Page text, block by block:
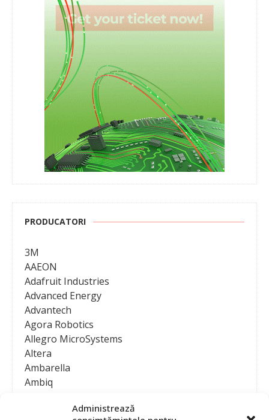
Administrează
PRODUCATORI
3M
AAEON
Adafruit Industries
Advanced Energy
Advantech
Agora Robotics
Allegro MicroSystems
Altera
Ambarella
Ambiq